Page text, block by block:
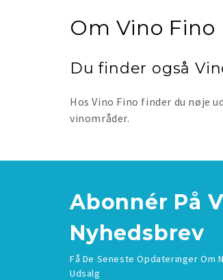
Om Vino Fino
Du finder også
Hos Vino Fino finder du nøje
vinområder.
Abonnér På
Nyhedsbrev
Få De Seneste Opdateringer Om
Udsalg